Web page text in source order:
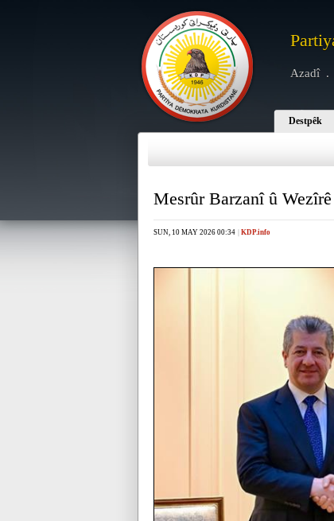
Destpêk
Azadî .
Mesrûr Barzanî û
SUN, 10 MAY 2026 00:34 KDP.info